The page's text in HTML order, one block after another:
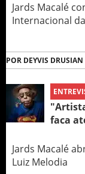
Jards Macalé
Internacional
POR DEYVIS DRUSIAN
faca
Jards Macalé
Luiz Melodia